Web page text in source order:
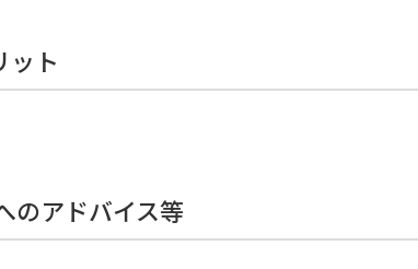
ット
のアドバイス等